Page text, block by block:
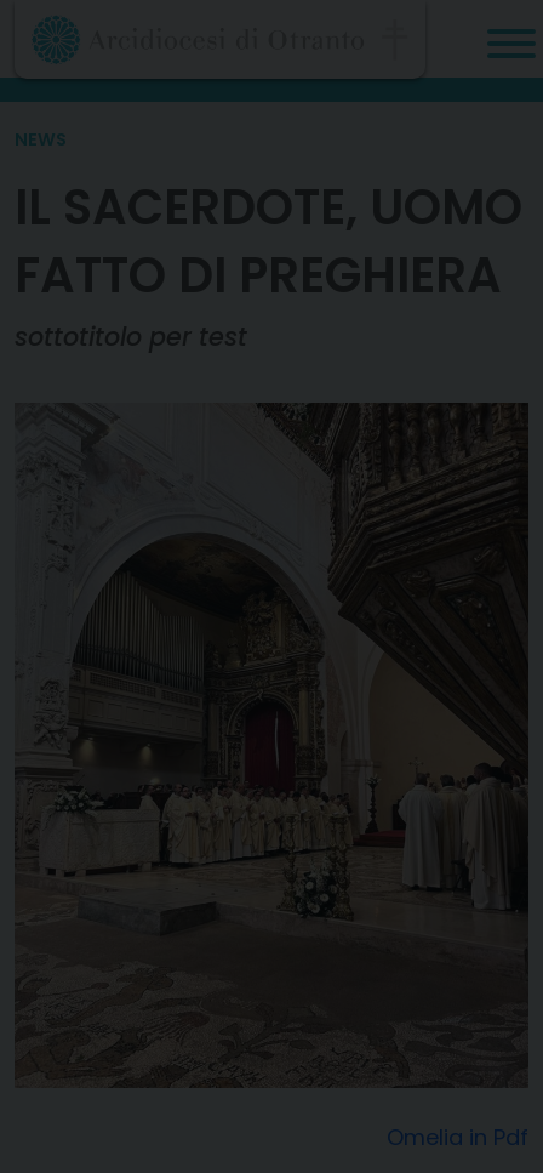
Skip
content
NEWS
IL SACERDOTE, UOMO
FATTO DI PREGHIERA
sottotitolo per test
Omelia in Pdf